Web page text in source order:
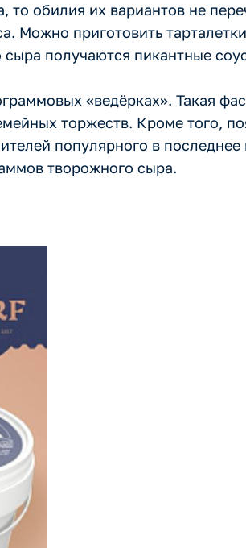
обилия их вариантов не
Можно приготовить
получаются пикантные
«ведёрках». Такая
торжеств. Кроме того,
популярного в
творожного сыра.